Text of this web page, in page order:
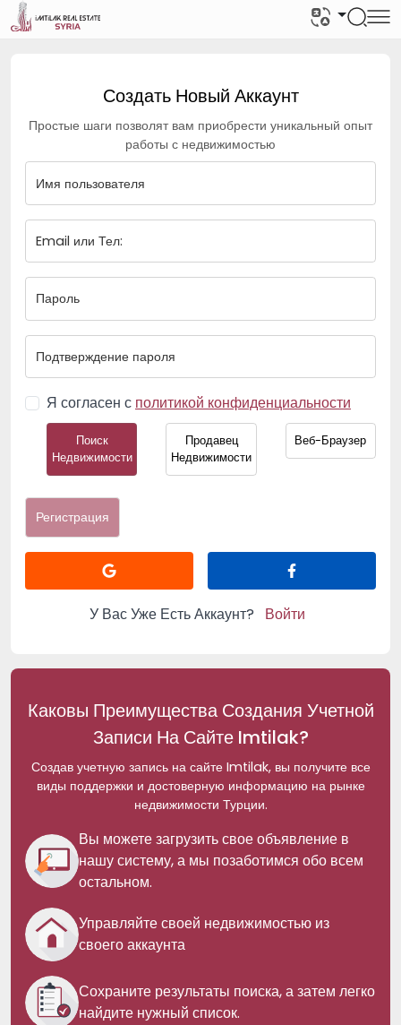
Создать Новый Аккаунт
Простые шаги позволят вам приобрести уникальный опыт
работы с недвижимостью
Я согласен с политикой конфиденциальности
Поиск
Недвижимости
Продавец
Недвижимости
Веб-Браузер
Регистрация
У Вас Уже Есть Аккаунт? Войти
Каковы Преимущества Создания Учетной
Записи На Сайте Imtilak?
Создав учетную запись на сайте Imtilak, вы получите все
виды поддержки и достоверную информацию на рынке
недвижимости Турции.
Вы можете загрузить свое объявление в
нашу систему, а мы позаботимся обо всем
остальном.
Управляйте своей недвижимостью из
своего аккаунта
Сохраните результаты поиска, а затем легко
найдите нужный список.